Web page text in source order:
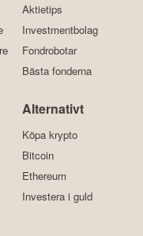
Aktietips
Investmentbolag
Fondrobotar
Bästa fonderna
Alternativt
Köpa krypto
Bitcoin
Ethereum
Investera i guld